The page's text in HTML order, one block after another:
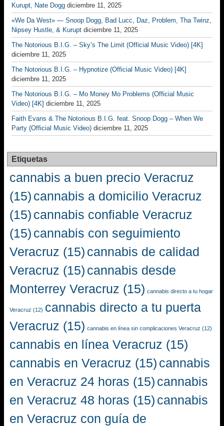
Kurupt, Nate Dogg diciembre 11, 2025
«We Da West» — Snoop Dogg, Bad Lucc, Daz, Problem, Tha Twinz,
Nipsey Hustle, & Kurupt diciembre 11, 2025
The Notorious B.I.G. – Sky’s The Limit (Official Music Video) [4K]
diciembre 11, 2025
The Notorious B.I.G. – Hypnotize (Official Music Video) [4K]
diciembre 11, 2025
The Notorious B.I.G. – Mo Money Mo Problems (Official Music
Video) [4K] diciembre 11, 2025
Faith Evans & The Notorious B.I.G. feat. Snoop Dogg – When We
Party (Official Music Video) diciembre 11, 2025
Etiquetas
cannabis a buen precio Veracruz
(15) cannabis a domicilio Veracruz
(15) cannabis confiable Veracruz
(15) cannabis con seguimiento
Veracruz (15) cannabis de calidad
Veracruz (15) cannabis desde
Monterrey Veracruz (15) cannabis directo a tu hogar
Veracruz (12) cannabis directo a tu puerta
Veracruz (15) cannabis en línea sin complicaciones Veracruz (12)
cannabis en línea Veracruz (15)
cannabis en Veracruz (15) cannabis
en Veracruz 24 horas (15) cannabis
en Veracruz 48 horas (15) cannabis
en Veracruz con guía de